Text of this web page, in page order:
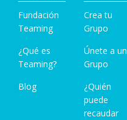
Fundación
Teaming
¿Qué es
Teaming?
Blog
Crea tu
Grupo
Únete a un
Grupo
¿Quién
puede
recaudar